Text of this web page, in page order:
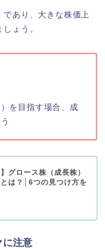
あり、大きな株価上
ょう。
を目指す場合、成
】グロース株（成長株）
は？│6つの見つけ方を
注意